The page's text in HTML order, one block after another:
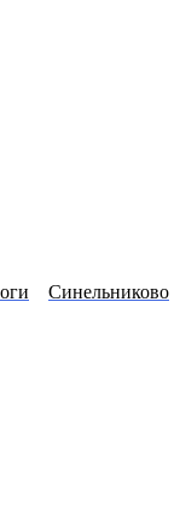
Синельниково